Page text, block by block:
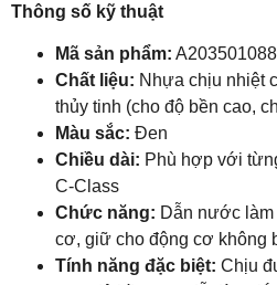
Thông số kỹ thuật
Mã sản phẩm:
Chất liệu: Nhựa chịu nhiệt
thủy tinh (cho độ bền cao,
Màu sắc: Đen
Chiều dài: Phù hợp với
C-Class
Chức năng: Dẫn nước
cơ, giữ cho động cơ không
Tính năng đặc biệt: Chịu